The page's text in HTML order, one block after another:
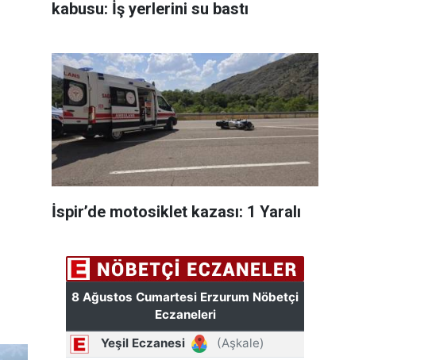
kabusu: İş yerlerini su bastı
İspir’de motosiklet kazası: 1 Yaralı